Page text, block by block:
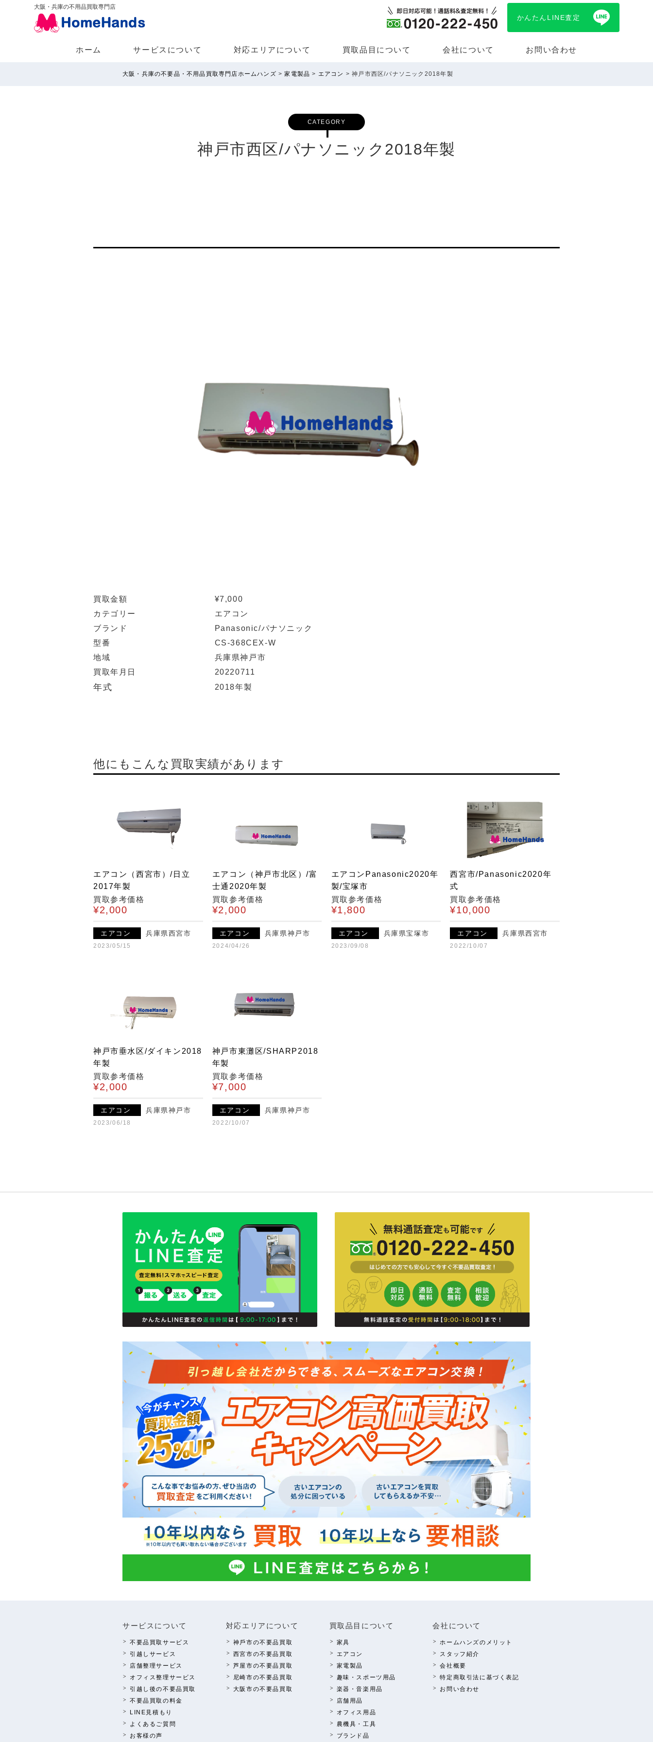
大阪・兵庫の不用品買取専門店
かんたんLINE査定
ホーム サービスについて 対応エリアについて 買取品⽬について 会社について お問い合わせ
大阪・兵庫の不要品・不用品買取専門店ホームハンズ >家電製品 > エアコン >神戸市西区/パナソニック2018年製
CATEGORY
神戸市西区/パナソニック2018年製
買取金額
¥7,000
カテゴリー
エアコン
ブランド
Panasonic/パナソニック
型番
CS-368CEX-W
地域
兵庫県神戸市
買取年月日
20220711
年式 2018年製
他にもこんな買取実績があります
エアコン（西宮市）/日立
2017年製
買取参考価格
¥2,000
エアコン 兵庫県西宮市
2023/05/15
エアコン（神戸市北区）/富
士通2020年製
買取参考価格
¥2,000
エアコン 兵庫県神戸市
2024/04/26
エアコンPanasonic2020年
製/宝塚市
買取参考価格
¥1,800
エアコン 兵庫県宝塚市
2023/09/08
西宮市/Panasonic2020年
式
買取参考価格
¥10,000
エアコン 兵庫県西宮市
2022/10/07
神戸市垂水区/ダイキン2018
年製
買取参考価格
¥2,000
エアコン 兵庫県神戸市
2023/06/18
神戸市東灘区/SHARP2018
年製
買取参考価格
¥7,000
エアコン 兵庫県神戸市
2022/10/07
サービスについて
不要品買取サービス
引越しサービス
店舗整理サービス
オフィス整理サービス
引越し後の不要品買取
不要品買取の料⾦
LINE⾒積もり
よくあるご質問
お客様の声
対応エリアについて
神⼾市の不要品買取
西宮市の不要品買取
芦屋市の不要品買取
尼崎市の不要品買取
⼤阪市の不要品買取
買取品⽬について
家具
エアコン
家電製品
趣味・スポーツ⽤品
楽器・⾳楽⽤品
店舗⽤品
オフィス⽤品
農機具・⼯具
ブランド品
会社について
ホームハンズのメリット
スタッフ紹介
会社概要
特定商取引法に基づく表記
お問い合わせ